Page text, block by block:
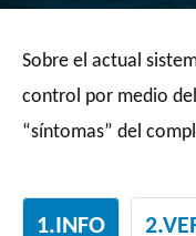
Sobre el actual
control por medio
“síntomas” del
1.INFO